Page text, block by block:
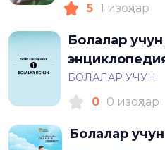
5 1 изоҳлар
Болалар
БОЛАЛАР УЧУН
0 0 изоҳлар
Болалар